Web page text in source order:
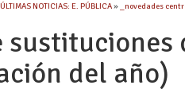
ÚLTIMAS NOTICIAS: E. PÚBLICA» _novedades
del año)